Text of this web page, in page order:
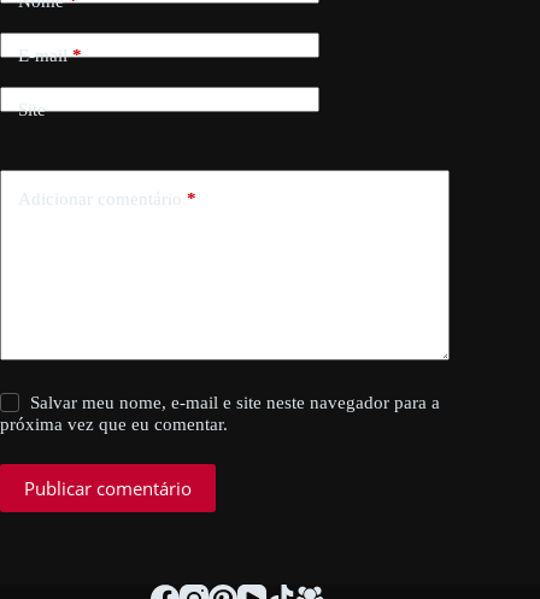
E-mail*
Site
Adicionar comentário *
Salvar meu nome, e-mail e site neste navegador para a
próxima vez que eu comentar.
Publicar comentário